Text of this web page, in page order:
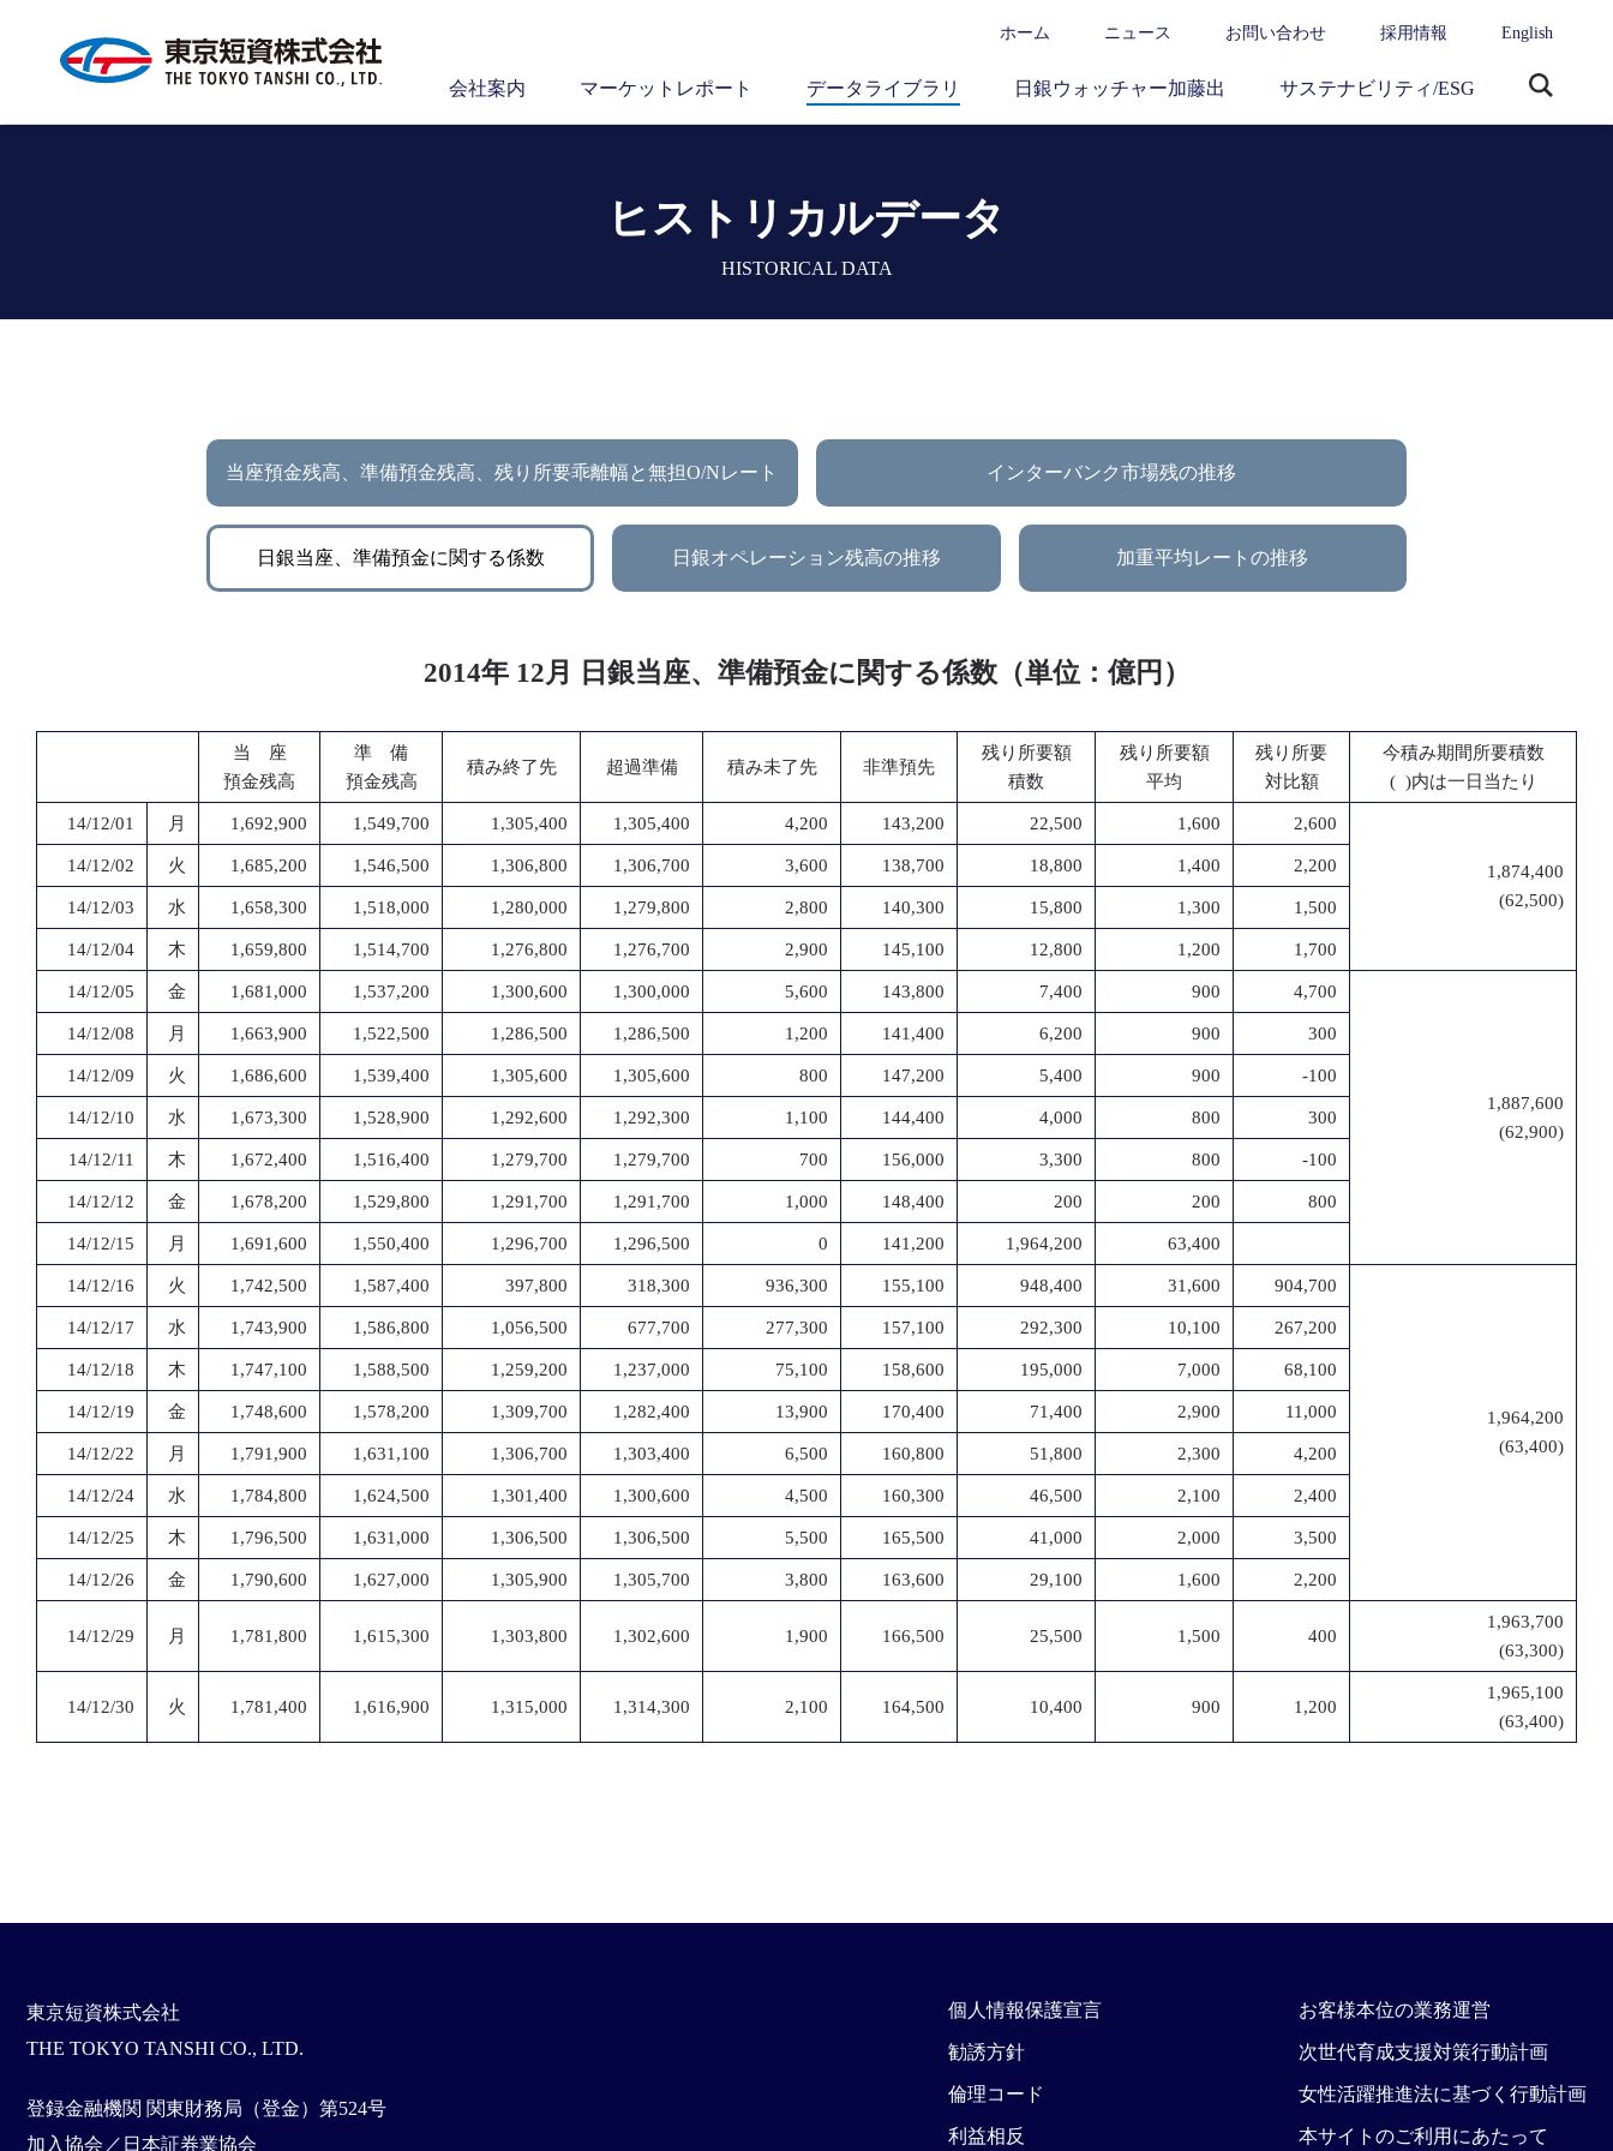
ホーム ニュース お問い合わせ 採用情報 English
会社案内 マーケットレポート データライブラリ 日銀ウォッチャー加藤出 サステナビリティ/ESG
ヒストリカルデータ
HISTORICAL DATA
当座預金残高、準備預金残高、残り所要乖離幅と無担O/Nレート インターバンク市場残の推移
日銀当座、準備預金に関する係数 日銀オペレーション残高の推移 加重平均レートの推移
2014年 12月 日銀当座、準備預金に関する係数（単位：億円）
当 座
預金残高
準 備
預金残高
積み終了先 超過準備 積み未了先 非準預先
残り所要額
積数
残り所要額
平均
残り所要
対比額
今積み期間所要積数
( )内は一日当たり
14/12/01 月 1,692,900 1,549,700 1,305,400 1,305,400 4,200 143,200 22,500 1,600 2,600
1,874,400
(62,500)
14/12/02 火 1,685,200 1,546,500 1,306,800 1,306,700 3,600 138,700 18,800 1,400 2,200
14/12/03 水 1,658,300 1,518,000 1,280,000 1,279,800 2,800 140,300 15,800 1,300 1,500
14/12/04 木 1,659,800 1,514,700 1,276,800 1,276,700 2,900 145,100 12,800 1,200 1,700
14/12/05 金 1,681,000 1,537,200 1,300,600 1,300,000 5,600 143,800 7,400 900 4,700
1,887,600
(62,900)
14/12/08 月 1,663,900 1,522,500 1,286,500 1,286,500 1,200 141,400 6,200 900 300
14/12/09 火 1,686,600 1,539,400 1,305,600 1,305,600 800 147,200 5,400 900 -100
14/12/10 水 1,673,300 1,528,900 1,292,600 1,292,300 1,100 144,400 4,000 800 300
14/12/11 木 1,672,400 1,516,400 1,279,700 1,279,700 700 156,000 3,300 800 -100
14/12/12 金 1,678,200 1,529,800 1,291,700 1,291,700 1,000 148,400 200 200 800
14/12/15 月 1,691,600 1,550,400 1,296,700 1,296,500 0 141,200 1,964,200 63,400
14/12/16 火 1,742,500 1,587,400 397,800 318,300 936,300 155,100 948,400 31,600 904,700
1,964,200
(63,400)
14/12/17 水 1,743,900 1,586,800 1,056,500 677,700 277,300 157,100 292,300 10,100 267,200
14/12/18 木 1,747,100 1,588,500 1,259,200 1,237,000 75,100 158,600 195,000 7,000 68,100
14/12/19 金 1,748,600 1,578,200 1,309,700 1,282,400 13,900 170,400 71,400 2,900 11,000
14/12/22 月 1,791,900 1,631,100 1,306,700 1,303,400 6,500 160,800 51,800 2,300 4,200
14/12/24 水 1,784,800 1,624,500 1,301,400 1,300,600 4,500 160,300 46,500 2,100 2,400
14/12/25 木 1,796,500 1,631,000 1,306,500 1,306,500 5,500 165,500 41,000 2,000 3,500
14/12/26 金 1,790,600 1,627,000 1,305,900 1,305,700 3,800 163,600 29,100 1,600 2,200
14/12/29 月 1,781,800 1,615,300 1,303,800 1,302,600 1,900 166,500 25,500 1,500 400
1,963,700
(63,300)
14/12/30 火 1,781,400 1,616,900 1,315,000 1,314,300 2,100 164,500 10,400 900 1,200
1,965,100
(63,400)
東京短資株式会社
THE TOKYO TANSHI CO., LTD.
登録金融機関 関東財務局（登金）第524号
加入協会／日本証券業協会
個人情報保護宣言
勧誘方針
倫理コード
利益相反
お客様本位の業務運営
次世代育成支援対策行動計画
女性活躍推進法に基づく行動計画
本サイトのご利用にあたって